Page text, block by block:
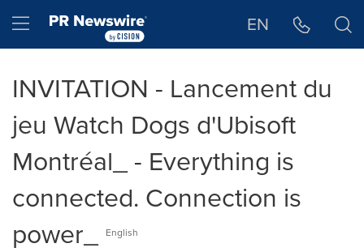
Hamburger menu EN
INVITATION - Lancement du
jeu Watch Dogs d'Ubisoft
Montréal_ - Everything is
connected. Connection is
power_
English